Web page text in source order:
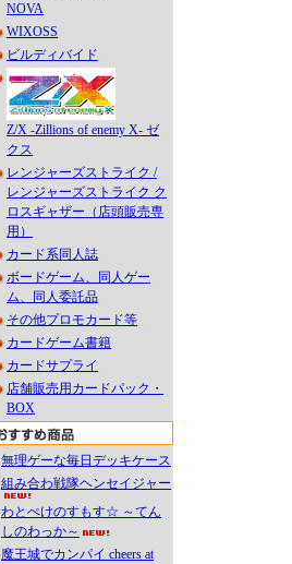
NOVA
WIXOSS
ビルディバイド
Z/X -Zillions of enemy X- ゼ
クス
レンジャーズストライク /
レンジャーズストライク ク
ロスギャザー（店頭販売専
用）
カード系同人誌
ボードゲーム、同人ゲー
ム、同人委託品
その他プロモカード等
カードゲーム書籍
カードサプライ
店舗販売用カードパック・
BOX
無理ゲーな毎日デッキケース
組み合わ戦隊ヘンセイジャー
わとぺけのすもす☆ ～てん
しのわっか～
魔王城でカンパイ cheers at